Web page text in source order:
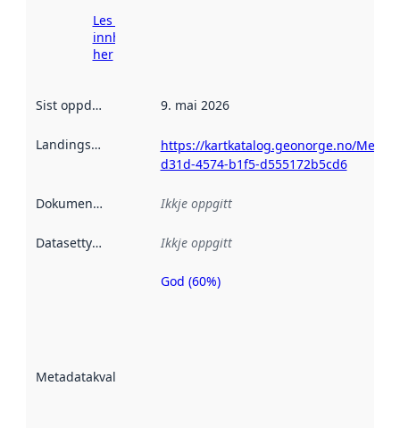
Les meir om
innhenting
her
Sist oppdatert 9. mai 2026
Landingsside
https://kartkatalog.geonorge.no/
d31d-4574-b1f5-d555172b5cd6
Dokumentasjon Ikkje oppgitt
Datasettype Ikkje oppgitt
Metadatakvalitet
Metadatakvalitet
God (60%)